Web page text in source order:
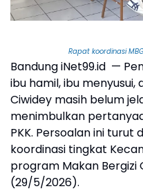
Rapat koordinasi
Bandung iNet99.id —
ibu hamil, ibu
Ciwidey masih belum
menimbulkan
PKK. Persoalan ini
koordinasi tingkat
program Makan Bergizi
(29/5/2026).